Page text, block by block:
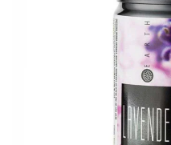
Detergenti Dezinfectanti
Detergenti Universali
Produse pentru Piscina
Detergenti Ultra-Concentrati
Ambalaje si Consumabile
Articole Biodegradabile